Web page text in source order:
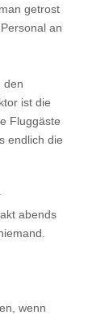
getrost
an
den
ist die
Fluggäste
endlich die
abends
wenn